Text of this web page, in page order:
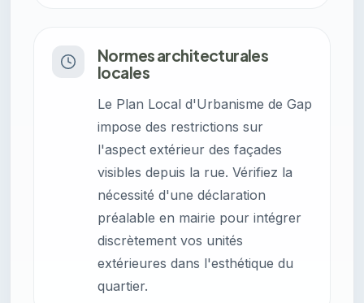
Normes architecturales
locales
Le Plan Local d'Urbanisme de Gap
impose des restrictions sur
l'aspect extérieur des façades
visibles depuis la rue. Vérifiez la
nécessité d'une déclaration
préalable en mairie pour intégrer
discrètement vos unités
extérieures dans l'esthétique du
quartier.